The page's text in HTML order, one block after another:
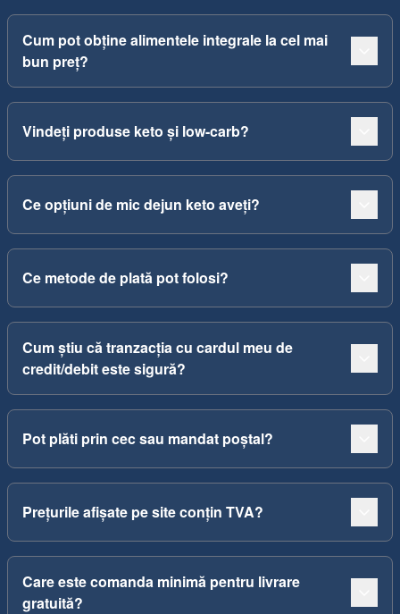
Cum pot obține alimentele integrale la cel mai
bun preț?
Vindeți produse keto și low-carb?
Ce opțiuni de mic dejun keto aveți?
Ce metode de plată pot folosi?
Cum știu că tranzacția cu cardul meu de
credit/debit este sigură?
Pot plăti prin cec sau mandat poștal?
Prețurile afișate pe site conțin TVA?
Care este comanda minimă pentru livrare
gratuită?